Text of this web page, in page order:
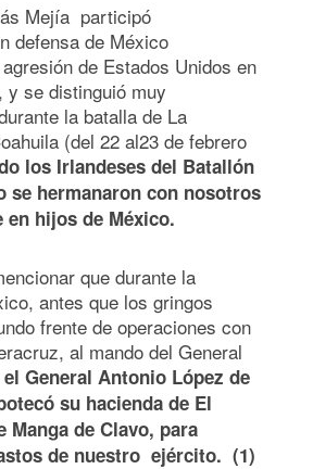
Mejía participó
defensa de México
de Estados Unidos en
se distinguió muy
la batalla de La
(del 22 al23 de febrero
los Irlandeses del Batallón
se hermanaron con nosotros
hijos de México.
que durante la
antes que los gringos
frente de operaciones con
al mando del General
el General Antonio López de
su hacienda de El
Manga de Clavo, para
de nuestro ejército. (1)